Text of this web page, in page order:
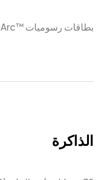
بطاقات رسوميات ™Intel® Arc
الذاكرة